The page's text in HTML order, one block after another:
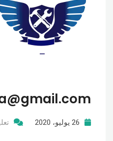
26 يوليو، 2020